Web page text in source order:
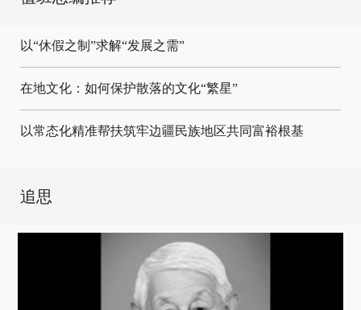
以“休假之制”求解“发展之需”
在地文化：如何保护散落的文化“繁星”
以常态化精准帮扶筑牢边疆民族地区共同富裕根基
追思